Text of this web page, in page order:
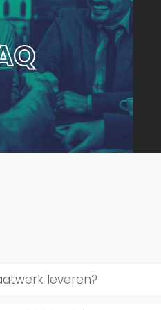
leveren?